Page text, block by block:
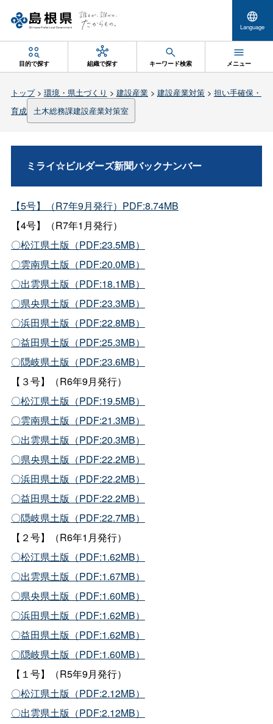
Language
目的で探す 組織で探す キーワード検索 メニュー
トップ> 環境・県土づくり > 建設産業> 建設産業対策> 担い手確保・
育成 土木総務課建設産業対策室
ミライ☆ビルダーズ新聞バックナンバー
【5号】（R7年9月発行）PDF:8.74MB
【4号】（R7年1月発行）
〇松江県土版（PDF:23.5MB）
〇雲南県土版（PDF:20.0MB）
〇出雲県土版（PDF:18.1MB）
〇県央県土版（PDF:23.3MB）
〇浜田県土版（PDF:22.8MB）
〇益田県土版（PDF:25.3MB）
〇隠岐県土版（PDF:23.6MB）
【３号】（R6年9月発行）
〇松江県土版（PDF:19.5MB）
〇雲南県土版（PDF:21.3MB）
〇出雲県土版（PDF:20.3MB）
〇県央県土版（PDF:22.2MB）
〇浜田県土版（PDF:22.2MB）
〇益田県土版（PDF:22.2MB）
〇隠岐県土版（PDF:22.7MB）
【２号】（R6年1月発行）
〇松江県土版（PDF:1.62MB）
〇出雲県土版（PDF:1.67MB）
〇県央県土版（PDF:1.60MB）
〇浜田県土版（PDF:1.62MB）
〇益田県土版（PDF:1.62MB）
〇隠岐県土版（PDF:1.60MB）
【１号】（R5年9月発行）
〇松江県土版（PDF:2.12MB）
〇出雲県土版（PDF:2.12MB）